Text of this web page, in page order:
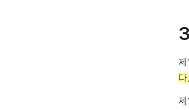
다.